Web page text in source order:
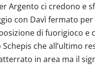
Argento ci credono e
con Davì fermato
di fuorigioco e
che all’ultimo
in area ma il